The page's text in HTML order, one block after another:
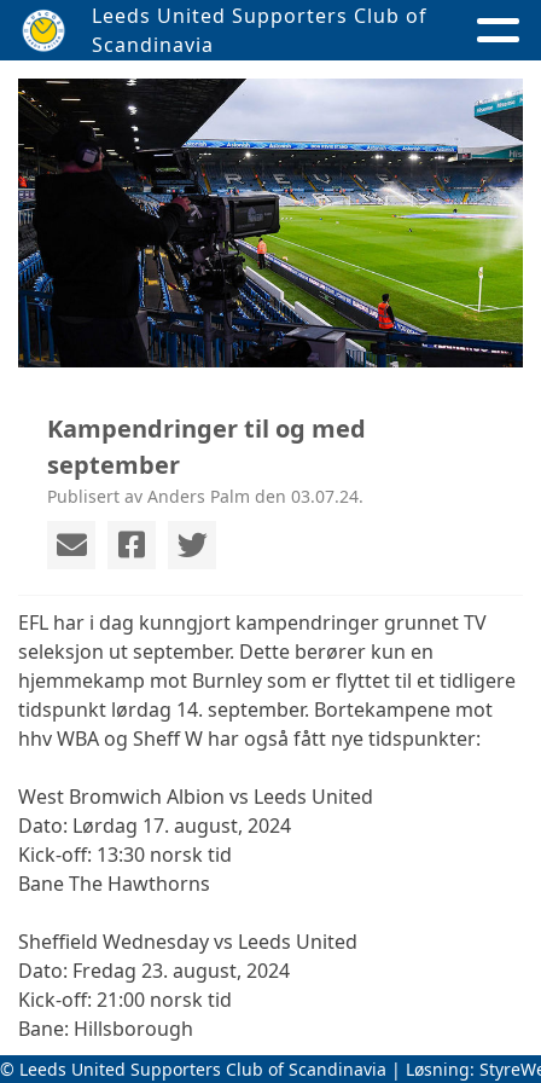
Leeds United Supporters Club of
Scandinavia
Kampendringer til og med
september
Publisert av Anders Palm den 03.07.24.
EFL har i dag kunngjort kampendringer grunnet TV
seleksjon ut september. Dette berører kun en
hjemmekamp mot Burnley som er flyttet til et tidligere
tidspunkt lørdag 14. september. Bortekampene mot
hhv WBA og Sheff W har også fått nye tidspunkter:
West Bromwich Albion vs Leeds United
Dato: Lørdag 17. august, 2024
Kick-off: 13:30 norsk tid
Bane The Hawthorns
Sheffield Wednesday vs Leeds United
Dato: Fredag 23. august, 2024
Kick-off: 21:00 norsk tid
Bane: Hillsborough
© Leeds United Supporters Club of Scandinavia | Løsning: